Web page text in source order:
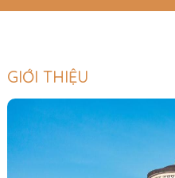
GIỚI THIỆU